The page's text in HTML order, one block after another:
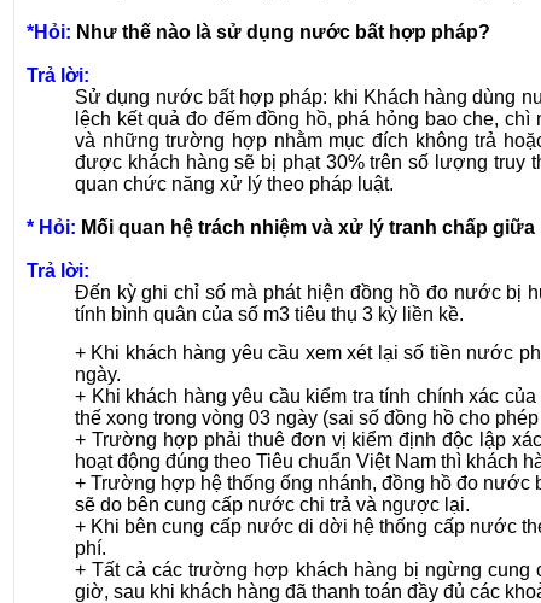
*Hỏi: Như thế nào là sử dụng nước bất hợp pháp?
Trả lời:
Sử dụng nước bất hợp pháp: khi Khách hàng dùng
lệch kết quả đo đếm đồng hồ, phá hỏng bao che,
và những trường hợp nhằm mục đích không trả
được khách hàng sẽ bị phạt 30% trên số lượng
quan chức năng xử lý theo pháp luật.
* Hỏi: Mối quan hệ trách nhiệm và xử lý tranh chấp
Trả lời:
Đến kỳ ghi chỉ số mà phát hiện đồng hồ đo nước bị
tính bình quân của số m3 tiêu thụ 3 kỳ liền kề.
+ Khi khách hàng yêu cầu xem xét lại số tiền nước
ngày.
+ Khi khách hàng yêu cầu kiểm tra tính chính xác
thế xong trong vòng 03 ngày (sai số đồng hồ cho
+ Trường hợp phải thuê đơn vị kiểm định độc lập
hoạt động đúng theo Tiêu chuẩn Việt Nam thì khách
+ Trường hợp hệ thống ống nhánh, đồng hồ đo
sẽ do bên cung cấp nước chi trả và ngược lại.
+ Khi bên cung cấp nước di dời hệ thống cấp nước
phí.
+ Tất cả các trường hợp khách hàng bị ngừng
giờ, sau khi khách hàng đã thanh toán đầy đủ các